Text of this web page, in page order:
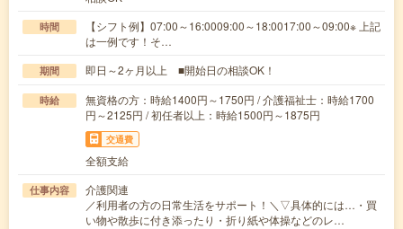
時間
【シフト例】07:00～16:0009:00～18:0017:00～09:00※ 上記
は一例です！そ…
期間 即日～2ヶ月以上 ■開始日の相談OK！
時給
無資格の方：時給1400円～1750円 / 介護福祉士：時給1700
円～2125円 / 初任者以上：時給1500円～1875円
交通費
全額支給
仕事内容
介護関連
／利用者の方の日常生活をサポート！＼▽具体的には…・買
い物や散歩に付き添ったり・折り紙や体操などのレ…